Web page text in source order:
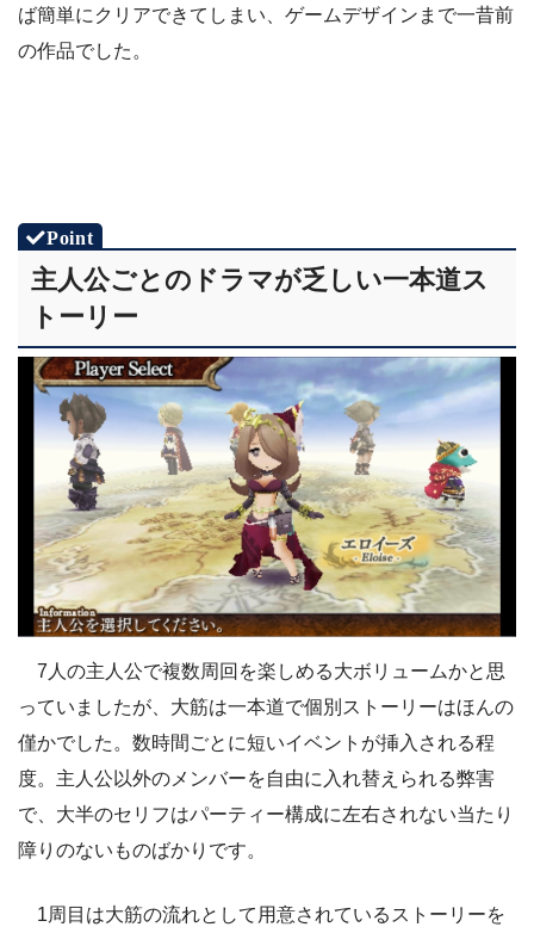
ば簡単にクリアできてしまい、ゲームデザインまで一昔前
の作品でした。
主人公ごとのドラマが乏しい一本道ス
トーリー
7人の主人公で複数周回を楽しめる大ボリュームかと思
っていましたが、大筋は一本道で個別ストーリーはほんの
僅かでした。数時間ごとに短いイベントが挿入される程
度。主人公以外のメンバーを自由に入れ替えられる弊害
で、大半のセリフはパーティー構成に左右されない当たり
障りのないものばかりです。
1周目は大筋の流れとして用意されているストーリーを